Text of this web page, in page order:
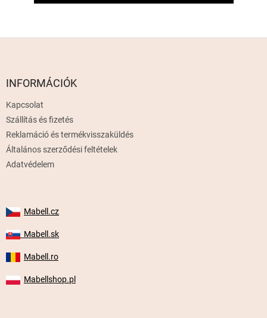
INFORMÁCIÓK
Kapcsolat
Szállítás és fizetés
Reklamáció és termékvisszaküldés
Általános szerződési feltételek
Adatvédelem
Mabell.cz
Mabell.sk
Mabell.ro
Mabellshop.pl